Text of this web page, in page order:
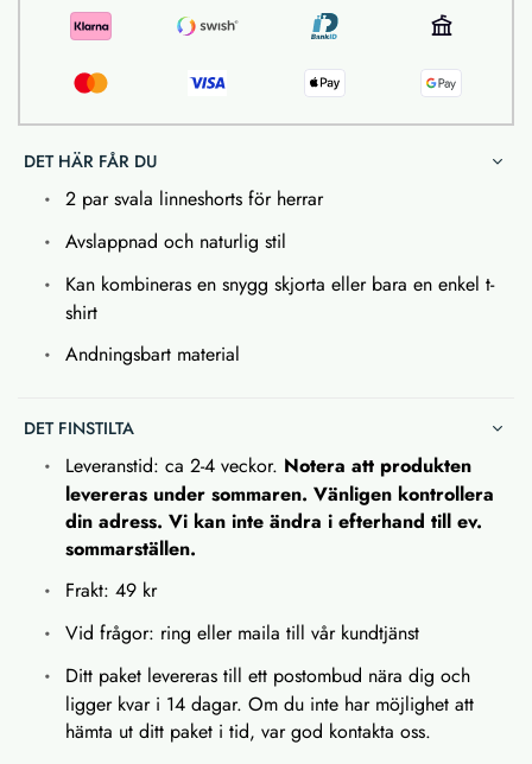
DET HÄR FÅR DU
2 par svala linneshorts för herrar
Avslappnad och naturlig stil
Kan kombineras en snygg skjorta eller bara en enkel t-
shirt
Andningsbart material
DET FINSTILTA
Leveranstid: ca 2-4 veckor. Notera att produkten
levereras under sommaren. Vänligen kontrollera
din adress. Vi kan inte ändra i efterhand till ev.
sommarställen.
Frakt: 49 kr
Vid frågor: ring eller maila till vår kundtjänst
Ditt paket levereras till ett postombud nära dig och
ligger kvar i 14 dagar. Om du inte har möjlighet att
hämta ut ditt paket i tid, var god kontakta oss.